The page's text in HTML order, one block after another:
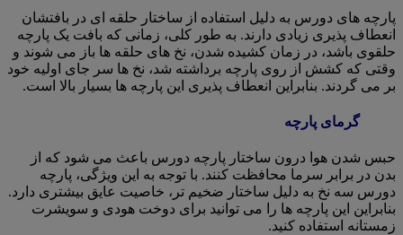
پارچه های دورس به دلیل استفاده از ساختار حلقه ای در بافتشان
انعطاف پذیری زیادی دارند. به طور کلی، زمانی که بافت یک پارچه
حلقوی باشد، در زمان کشیده شدن، نخ های حلقه ها باز می شوند و
وقتی که کشش از روی پارچه برداشته شد، نخ ها سر جای اولیه خود
بر می گردند. بنابراین انعطاف پذیری این پارچه ها بسیار بالا است.
گرمای پارچه
حبس شدن هوا درون ساختار پارچه دورس باعث می شود که از
بدن در برابر سرما محافظت کنند. با توجه به این ویژگی، پارچه
دورس سه نخ به دلیل ساختار ضخیم تر، خاصیت عایق بیشتری دارد.
بنابراین این پارچه ها را می توانید برای دوخت هودی و سویشرت
زمستانه استفاده کنید.